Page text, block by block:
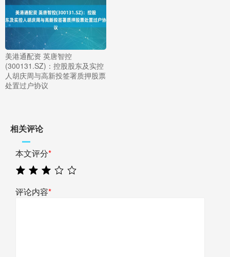
美港通配资 英唐智控
(300131.SZ)：控股股东及实控
人胡庆周与高新投签署质押股票
处置过户协议
相关评论
本文评分*
评论内容*